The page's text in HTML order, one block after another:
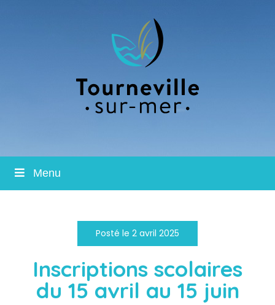
Menu
Posté le 2 avril 2025
Inscriptions scolaires
du 15 avril au 15 juin